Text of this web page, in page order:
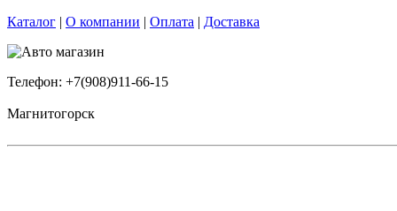
Каталог | О компании | Оплата | Доставка
Телефон: +7(908)911-66-15
Магнитогорск